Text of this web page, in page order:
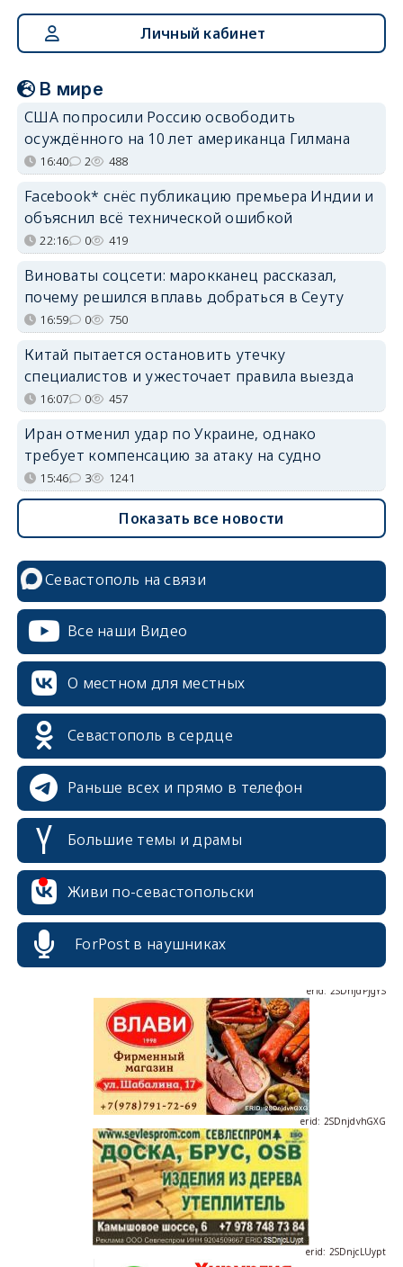
Личный кабинет
В мире
США попросили Россию освободить
осуждённого на 10 лет американца Гилмана
16:40 2 488
Facebook* снёс публикацию премьера Индии и
объяснил всё технической ошибкой
22:16 0 419
Виноваты соцсети: марокканец рассказал,
почему решился вплавь добраться в Сеуту
16:59 0 750
Китай пытается остановить утечку
специалистов и ужесточает правила выезда
16:07 0 457
Иран отменил удар по Украине, однако
требует компенсацию за атаку на судно
15:46 3 1241
Показать все новости
Севастополь на связи
Все наши Видео
О местном для местных
Севастополь в сердце
Раньше всех и прямо в телефон
Большие темы и драмы
Живи по-севастопольски
ForPost в наушниках
erid: 2SDnjdvhGXG
erid: 2SDnjcLUypt